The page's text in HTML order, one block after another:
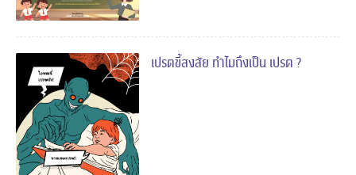
เปรตขี้สงสัย ทำไมถึงเป็น เปรต ?